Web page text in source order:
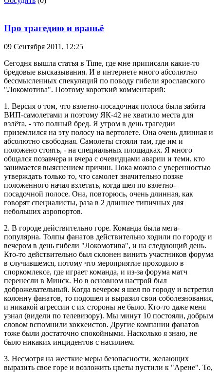
Про трагедию и враньё
09 Сентября 2011, 12:25
Сегодня вышла статья в Time, где мне приписали какие-то
бредовые высказывания. И в интернете много абсолютно
бессмысленных спекуляций по поводу гибели ярославского
"Локомотива". Поэтому короткий комментарий:
1. Версия о том, что взлетно-посадочная полоса была забита
ВИП-самолетами и поэтому ЯК-42 не хватило места для
взлёта, - это полный бред. Я утром в день трагедии
приземлился на эту полосу на вертолете. Она очень длинная и
абсолютно свободная. Самолеты стояли там, где им и
положено стоять, - на специальных площадках. Я много
общался позавчера и вчера с очевидцами аварии и теми, кто
занимается выяснением причин. Пока можно с уверенностью
утверждать только то, что самолет значительно позже
положенного начал взлетать, когда шел по взлетно-
посадочной полосе. Она, повторюсь, очень длинная, как
говорят специалисты, раза в 2 длиннее типичных для
небольших аэропортов.
2. В городе действительно горе. Команда была мега-
популярна. Толпы фанатов действительно ходили по городу и
вечером в день гибели "Локомотива", и на следующий день.
Кто-то действительно был склонен винить участников форума
в случившемся, потому что мероприятие проходило в
споркомлексе, где играет команда, и из-за форума матч
перенесли в Минск. Но в основном настрой был
доброжелательный. Когда вечером я шел по городу и встретил
колонну фанатов, то подошел и выразил свои соболезнования,
и никакой агрессии с их стороны не было. Кто-то даже меня
узнал (видели по телевизору). Мы минут 10 постояли, добрым
словом вспомнили хоккеистов. Другие компании фанатов
тоже были достаточно спокойными. Насколько я знаю, не
было никаких инцидентов с насилием.
3. Несмотря на жесткие меры безопасности, желающих
выразить свое горе и возложить цветы пустили к "Арене". То,